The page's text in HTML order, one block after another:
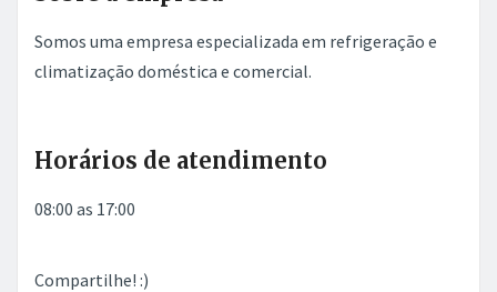
Somos uma empresa especializada em refrigeração e
climatização doméstica e comercial.
Horários de atendimento
08:00 as 17:00
Compartilhe! :)